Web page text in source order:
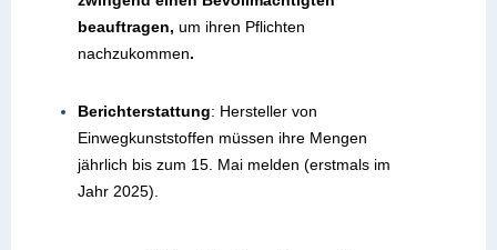
beauftragen, um ihren Pflichten
nachzukommen.
Berichterstattung: Hersteller von
Einwegkunststoffen müssen ihre Mengen
jährlich bis zum 15. Mai melden (erstmals im
Jahr 2025).